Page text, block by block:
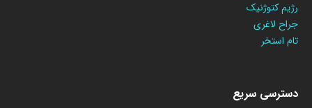
رژیم کتوژنیک
جراح لاغری
تام استخر
دسترسی سریع